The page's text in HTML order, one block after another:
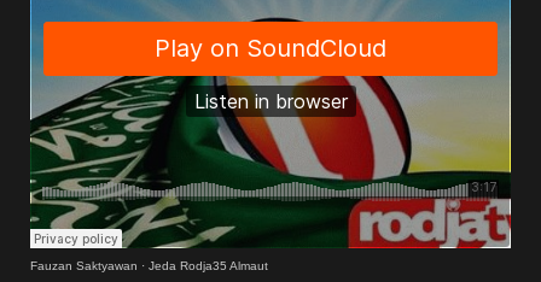
Fauzan Saktyawan · Jeda Rodja35 Almaut